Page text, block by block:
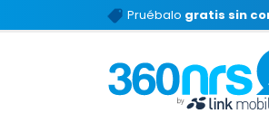
Pruébalo gratis sin